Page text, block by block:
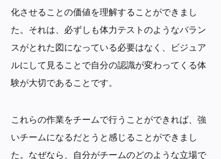
化させることの価値を理解することができまし
た。それは、必ずしも体力テストのようなバラン
スがとれた図になっている必要はなく、ビジュア
ルにして見ることで自分の認識が変わってくる体
験が大切であることです。
これらの作業をチームで行うことができれば、強
いチームになるだとうと感じることができまし
た。なぜなら、自分がチームのどのような立場で